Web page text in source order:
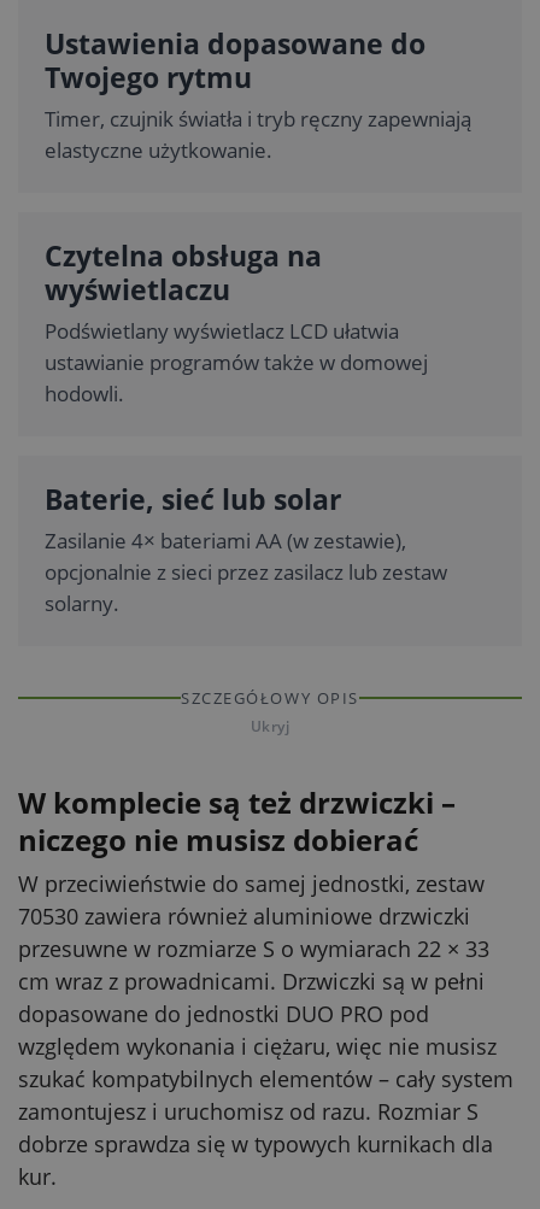
Ustawienia dopasowane do
Twojego rytmu
Timer, czujnik światła i tryb ręczny zapewniają
elastyczne użytkowanie.
Czytelna obsługa na
wyświetlaczu
Podświetlany wyświetlacz LCD ułatwia
ustawianie programów także w domowej
hodowli.
Baterie, sieć lub solar
Zasilanie 4× bateriami AA (w zestawie),
opcjonalnie z sieci przez zasilacz lub zestaw
solarny.
SZCZEGÓŁOWY OPIS
Ukryj
W komplecie są też drzwiczki –
niczego nie musisz dobierać
W przeciwieństwie do samej jednostki, zestaw
70530 zawiera również aluminiowe drzwiczki
przesuwne w rozmiarze S o wymiarach 22 × 33
cm wraz z prowadnicami. Drzwiczki są w pełni
dopasowane do jednostki DUO PRO pod
względem wykonania i ciężaru, więc nie musisz
szukać kompatybilnych elementów – cały system
zamontujesz i uruchomisz od razu. Rozmiar S
dobrze sprawdza się w typowych kurnikach dla
kur.